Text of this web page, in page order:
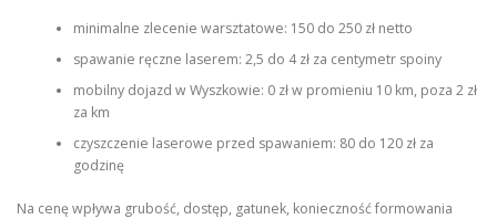
minimalne zlecenie warsztatowe: 150 do 250 zł netto
spawanie ręczne laserem: 2,5 do 4 zł za centymetr spoiny
mobilny dojazd w Wyszkowie: 0 zł w promieniu 10 km, poza 2 zł
za km
czyszczenie laserowe przed spawaniem: 80 do 120 zł za
godzinę
Na cenę wpływa grubość, dostęp, gatunek, konieczność formowania